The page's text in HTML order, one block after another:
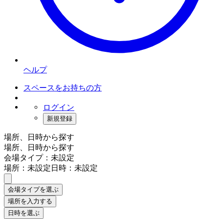
ヘルプ
スペースをお持ちの方
ログイン
新規登録
場所、日時から探す
場所、日時から探す
会場タイプ：未設定
場所：未設定日時：未設定
会場タイプを選ぶ
場所を入力する
日時を選ぶ